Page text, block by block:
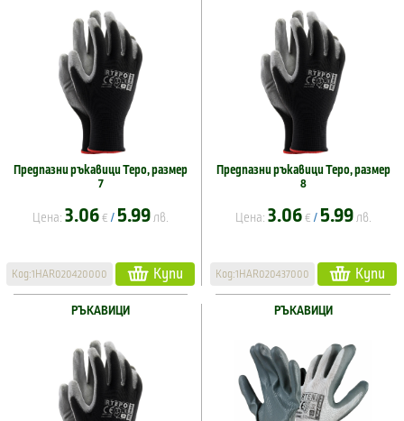
Предпазни ръкавици Tepo, размер
7
Цена: 3.06 € / 5.99 лв.
Код:1HAR020420000 Купи
Предпазни ръкавици Tepo, размер
8
Цена: 3.06 € / 5.99 лв.
Код:1HAR020437000 Купи
РЪКАВИЦИ РЪКАВИЦИ